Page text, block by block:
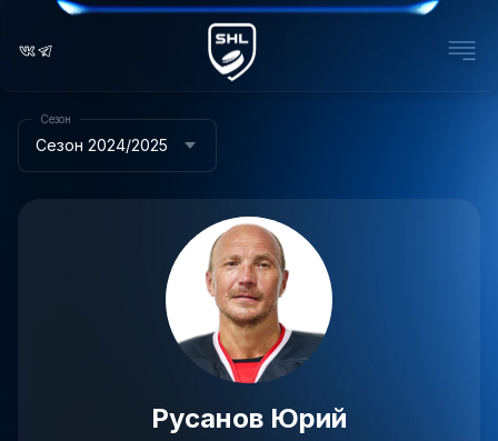
Сезон 2024/2025
Сезон
Русанов Юрий